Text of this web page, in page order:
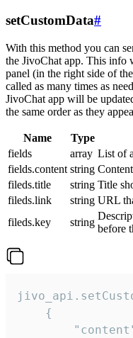
setCustomData#
With this method you can
the JivoChat app. This info
panel (in the right side of
called as many times as
JivoChat app will be
the same order as they
Name Type
fields
array List of
fields.content string
fileds.title
string Title
fileds.link
string URL
fileds.key
string
before
    {